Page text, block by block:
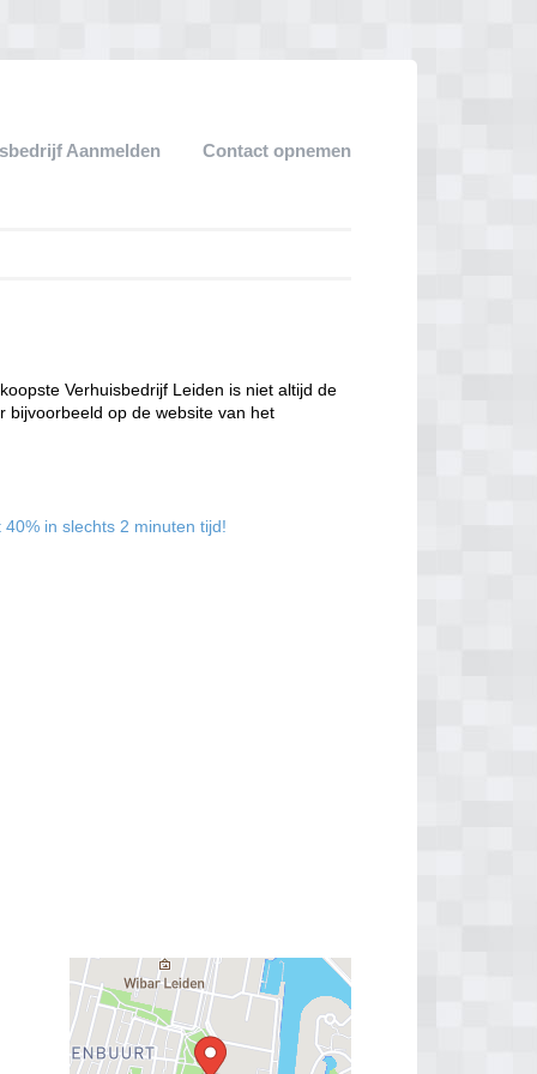
Aanmelden Contact opnemen
Verhuisbedrijf Leiden is niet altijd de
bijvoorbeeld op de website van het
in slechts 2 minuten tijd!